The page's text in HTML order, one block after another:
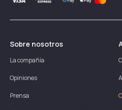
Sobre nosotros
La compañía
Opiniones
Prensa